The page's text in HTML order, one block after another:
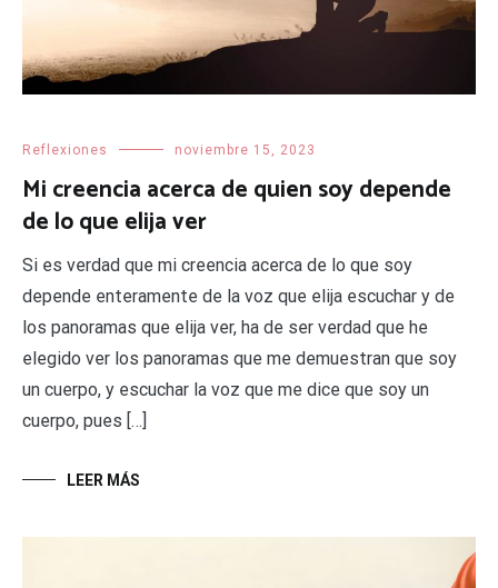
Reflexiones noviembre 15, 2023
Mi creencia acerca de quien soy depende
de lo que elija ver
Si es verdad que mi creencia acerca de lo que soy
depende enteramente de la voz que elija escuchar y de
los panoramas que elija ver, ha de ser verdad que he
elegido ver los panoramas que me demuestran que soy
un cuerpo, y escuchar la voz que me dice que soy un
cuerpo, pues […]
LEER MÁS